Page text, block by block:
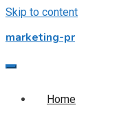
Skip to content
marketing-pr
Home